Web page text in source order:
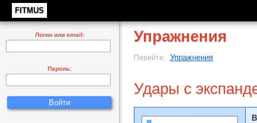
FITMUS
Упражнения
Перейти: Упражнения
Удары с
Логин или email:
Пароль: